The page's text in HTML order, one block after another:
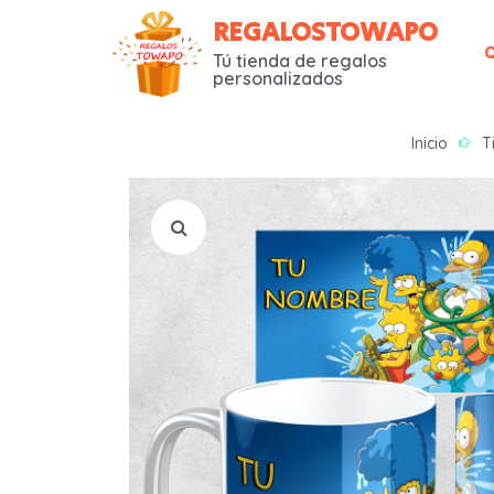
REGALOSTOWAPO
Tú tienda de regalos
personalizados
Inicio